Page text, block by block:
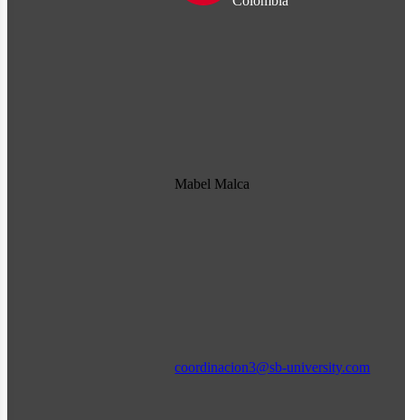
Mabel Malca
coordinacion3@sb-university.com